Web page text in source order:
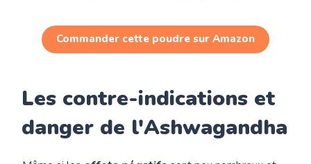
Commander cette poudre sur Amazon
Les contre-indications et
danger de l'Ashwagandha